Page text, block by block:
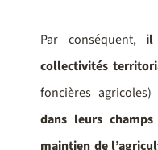
Par conséquent, il
collectivités
foncières agricoles)
dans leurs
maintien de